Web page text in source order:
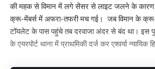
की महक से विमान में लगे सेंसर से लाइट जलने के
क्रू-मेंबर्स में अफरा-तफरी मच गई। जब विमान के क्रू-
टॉयलेट के पास पहुंचे तब दरवाजा अंदर से बंद था। इस
के एयरपोर्ट थाना में प्राथमिकी दर्ज कर एश्वर्या न्यायिक